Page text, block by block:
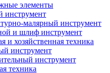
элементы
инструмент
малярный инструмент
и шлиф инструмент
и хозяйственная техника
инструмент
инструмент
техника